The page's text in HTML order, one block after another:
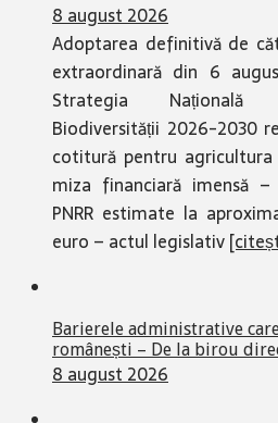
8 august 2026
Adoptarea definitivă de
extraordinară din 6
Strategia Națională
Biodiversității 2026-2030
cotitură pentru agricultura
miza financiară imensă
PNRR estimate la
euro – actul legislativ
Barierele administrative
românești – De la birou
8 august 2026